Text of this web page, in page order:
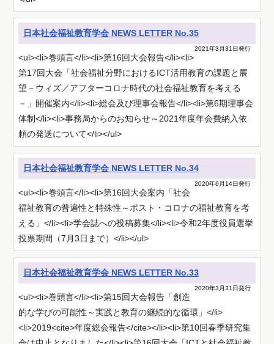
日本社会福祉教育学会 NEWS LETTER No.35
2021年3月31日発行
<ul><li>巻頭言</li><li>第16回大会報告</li><li>
第17回大会「社会福祉分野におけるICT活用教育の課題と展
望－ウィズ／アフターコロナ時代の社会福祉教育を考える
－」開催案内</li><li>総会及び理事会報告</li><li>第6期理事会
体制</li><li>事務局からのお知らせ～2021年度年会費納入依
頼の発送について</li></ul>
日本社会福祉教育学会 NEWS LETTER No.34
2020年6月14日発行
<ul><li>巻頭言</li><li>第16回大会案内「社会
福祉教育の普遍性と特殊性～ポスト・コロナの福祉教育を考
える」</li><li>学会誌への投稿募集</li><li>令和2年度役員選挙
投票期間（7月3日まで）</li></ul>
日本社会福祉教育学会 NEWS LETTER No.33
2020年3月31日発行
<ul><li>巻頭言</li><li>第15回大会報告「創造
的な学びの可能性～実践と教育の継続的な循環」</li>
<li>2019<cite>年度総会報告</cite></li><li>第10回春季研究集